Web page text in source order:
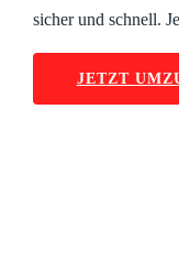
sicher und schnell.
JETZT